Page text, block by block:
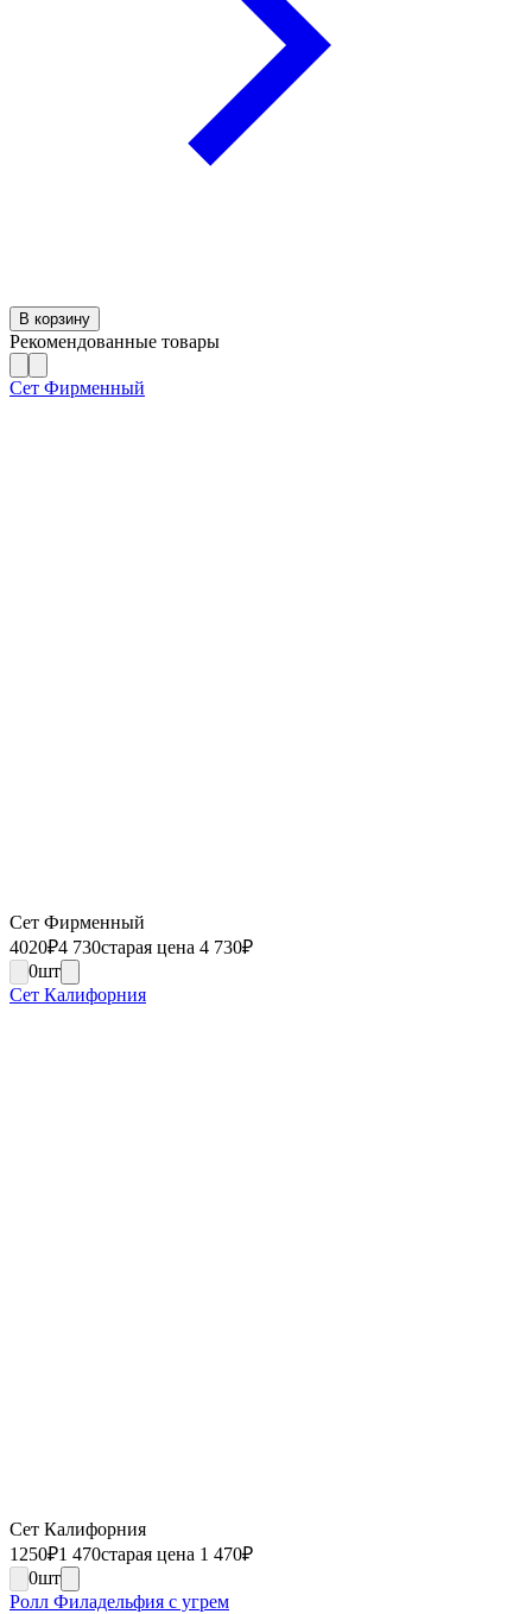
В корзину
Рекомендованные товары
Сет Фирменный
Сет Фирменный
4020₽4 730старая цена 4 730₽
0шт
Сет Калифорния
Сет Калифорния
1250₽1 470старая цена 1 470₽
0шт
Ролл Филадельфия с угрем